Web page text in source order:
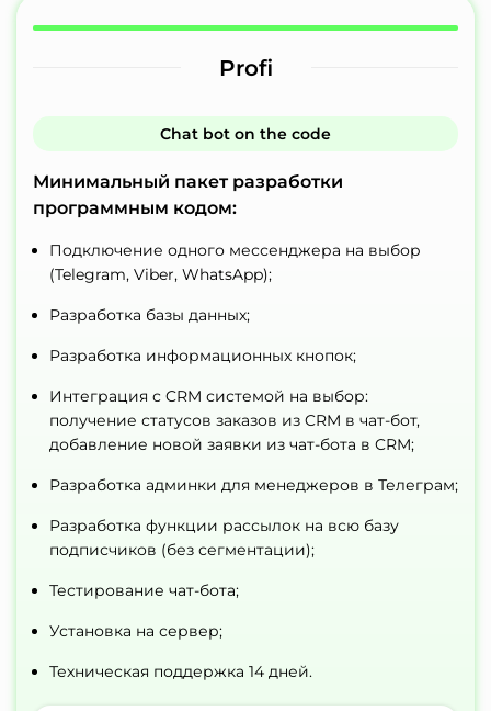
Profi
Сhat bot on the code
Минимальный пакет разработки
программным кодом:
Подключение одного мессенджера на выбор
(Telegram, Viber, WhatsApp);
Разработка базы данных;
Разработка информационных кнопок;
Интеграция с CRM системой на выбор:
получение статусов заказов из CRM в чат-бот,
добавление новой заявки из чат-бота в CRM;
Разработка админки для менеджеров в Телеграм;
Разработка функции рассылок на всю базу
подписчиков (без сегментации);
Тестирование чат-бота;
Установка на сервер;
Техническая поддержка 14 дней.